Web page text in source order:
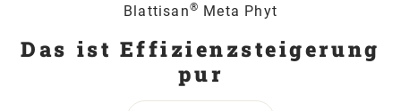
Blattisan® Meta Phyt
Das ist Effizienz­steigerung
pur